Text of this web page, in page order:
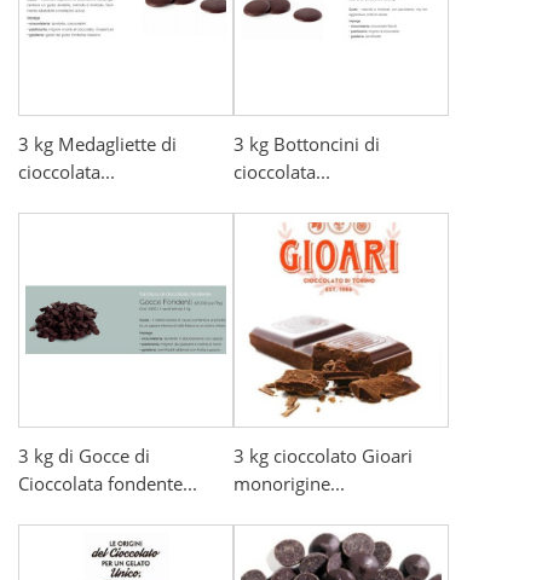
3 kg Medagliette di
cioccolata...
3 kg Bottoncini di
cioccolata...
3 kg di Gocce di
Cioccolata fondente...
3 kg cioccolato Gioari
monorigine...